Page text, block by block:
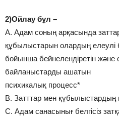
2)Ойлау бұл –
A. Адам соның арқасында
құбылыстарын олардың елеулі
бойынша бейнелендіретін және
байланыстарды ашатын
психикалық процесс*
B. Затттар мен құбылыстардың
C. Адам санасынығ белгісіз